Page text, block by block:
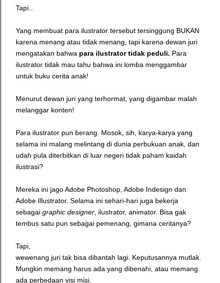
Tapi...
Yang membuat para ilustrator tersebut tersinggung BUKAN
karena menang atau tidak menang, tapi karena dewan juri
mengatakan bahwa para ilustrator tidak peduli. Para
ilustrator tidak mau tahu bahwa ini lomba menggambar
untuk buku cerita anak!
Menurut dewan juri yang terhormat, yang digambar malah
melanggar konten!
Para ilustrator pun berang. Mosok, sih, karya-karya yang
selama ini malang melintang di dunia perbukuan anak, dan
udah pula diterbitkan di luar negeri tidak paham kaidah
ilustrasi?
Mereka ini jago Adobe Photoshop, Adobe Indesign dan
Adobe Illustrator. Selama ini sehari-hari juga bekerja
sebagai graphic designer , ilustrator, animator. Bisa gak
tembus satu pun sebagai pemenang, gimana ceritanya?
Tapi,
wewenang juri tak bisa dibantah lagi. Keputusannya mutlak.
Mungkin memang harus ada yang dibenahi, atau memang
ada perbedaan visi misi.